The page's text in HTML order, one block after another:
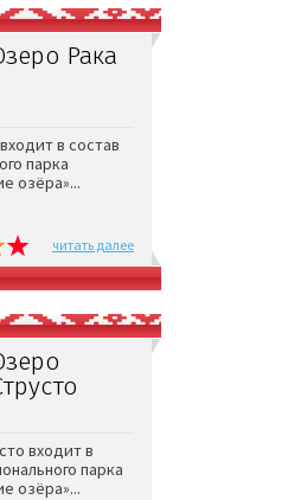
Рака
в состав
парка
озёра»...
читать далее
входит в
парка
озёра»...